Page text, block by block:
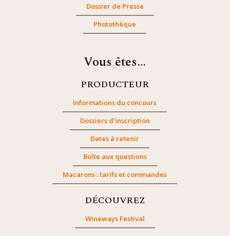
Dossier de Presse
Photothèque
Vous êtes…
PRODUCTEUR
Informations du concours
Dossiers d’inscription
Dates à retenir
Boîte aux questions
Macarons : tarifs et commandes
DÉCOUVREZ
Wineways Festival